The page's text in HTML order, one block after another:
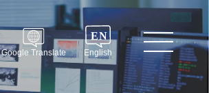
Google Translate English